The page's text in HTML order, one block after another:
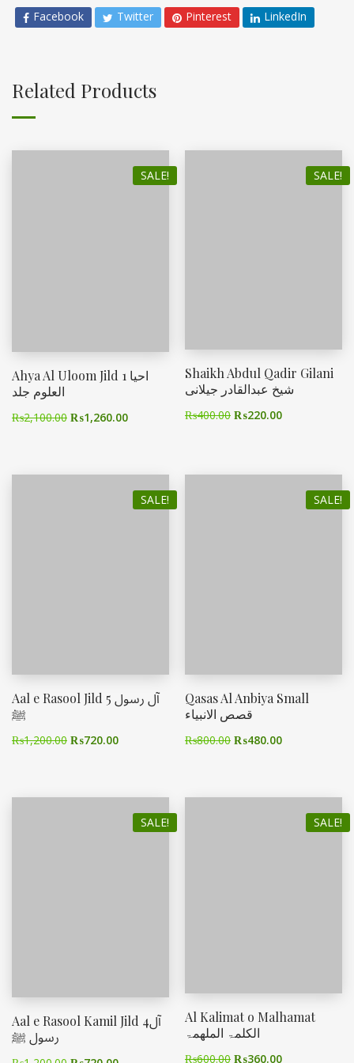
Facebook Twitter Pinterest LinkedIn
Related Products
SALE!
Ahya Al Uloom Jild 1 احیا
العلوم جلد
₨2,100.00 ₨1,260.00
SALE!
Shaikh Abdul Qadir Gilani
شیخ عبدالقادر جیلانی
₨400.00 ₨220.00
SALE!
Aal e Rasool Jild 5 آل رسول
ﷺ
₨1,200.00 ₨720.00
SALE!
Qasas Al Anbiya Small
قصص الانبیاء
₨800.00 ₨480.00
SALE!
Aal e Rasool Kamil Jild 4آل
رسول ﷺ
SALE!
Al Kalimat o Malhamat
الکلمۃ الملھمۃ
₨600.00 ₨360.00